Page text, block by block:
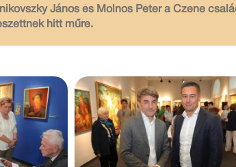
János és Molnos Péter a Czene
hitt műre.